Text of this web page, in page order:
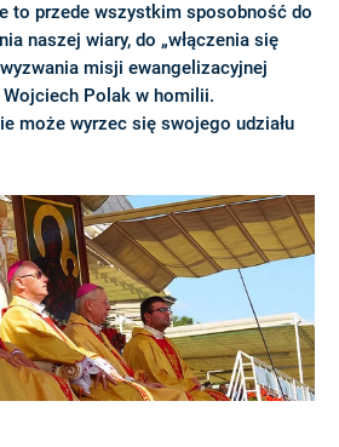
to przede wszystkim sposobność do
naszej wiary, do „włączenia się
misji ewangelizacyjnej
Wojciech Polak w homilii.
może wyrzec się swojego udziału